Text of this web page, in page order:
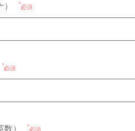
必須
必須
） 必須